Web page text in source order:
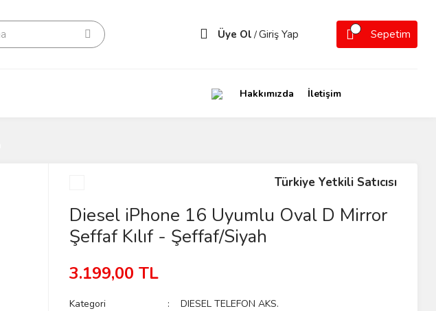
Üye Ol /Giriş Yap Sepetim
Hakkımızda İletişim
Türkiye Yetkili Satıcısı
Diesel iPhone 16 Uyumlu Oval D Mirror
Şeffaf Kılıf - Şeffaf/Siyah
3.199,00 TL
Kategori
DIESEL TELEFON AKS.